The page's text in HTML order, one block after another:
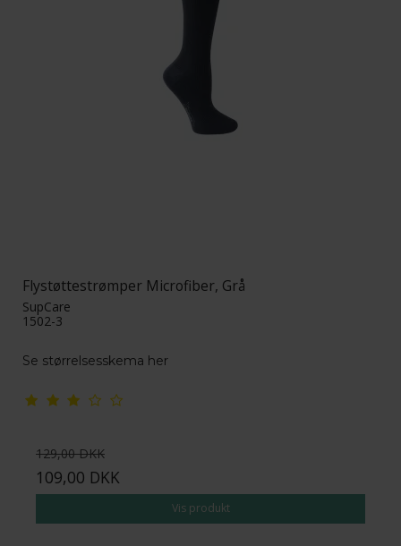
Flystøttestrømper Microfiber, Grå
SupCare
1502-3
Se størrelsesskema her
129,00 DKK
109,00 DKK
Vis produkt